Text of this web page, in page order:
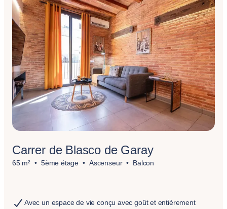
Carrer de Blasco de Garay
65 m² 5ème étage Ascenseur Balcon
Avec un espace de vie conçu avec goût et entièrement